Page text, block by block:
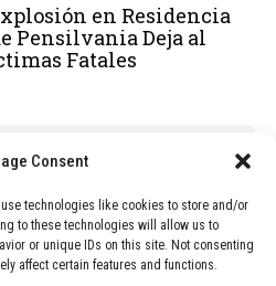
Consent
technologies like cookies to store and/or
to these technologies will allow us to
or unique IDs on this site. Not consenting
affect certain features and functions.
en Residencia
Pensilvania Deja al
Fatales